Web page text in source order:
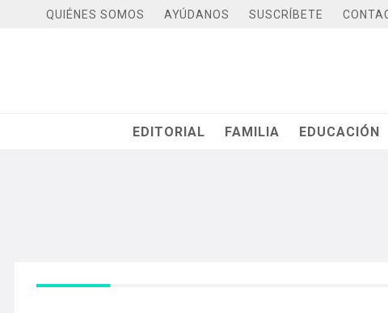
QUIÉNES SOMOS AYÚDANOS SUSCRÍBETE
EDITORIAL FAMILIA EDUCACIÓN